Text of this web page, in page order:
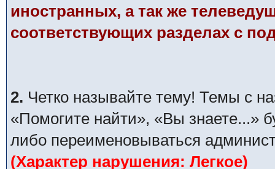
иностранных, а так же
соответствующих разделах с
2. Четко называйте тему! Темы с
«Помогите найти», «Вы знаете...»
либо переименовываться
(Характер нарушения: Легкое)